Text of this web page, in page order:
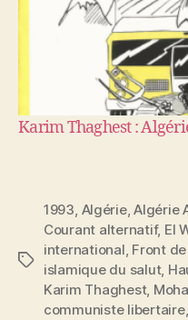
Karim Thaghest :
Étiquettes
1993, Algérie,Algérie
Courant alternatif, El
international, Front
islamique du salut,
Karim Thaghest,
communiste libertaire